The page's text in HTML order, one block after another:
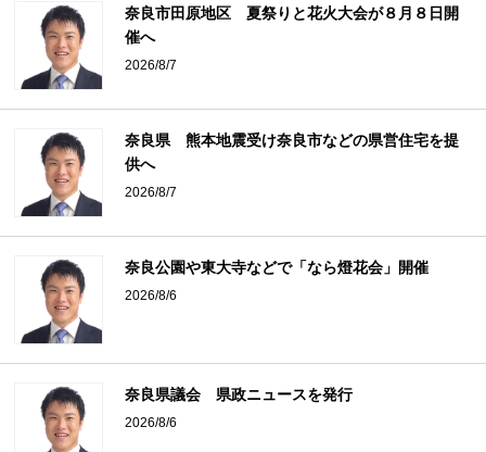
奈良市田原地区 夏祭りと花火大会が８月８日開
催へ
2026/8/7
奈良県 熊本地震受け奈良市などの県営住宅を提
供へ
2026/8/7
奈良公園や東大寺などで「なら燈花会」開催
2026/8/6
奈良県議会 県政ニュースを発行
2026/8/6